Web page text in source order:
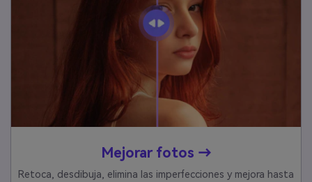
Mejorar fotos →
Retoca, desdibuja, elimina las imperfecciones y mejora hasta